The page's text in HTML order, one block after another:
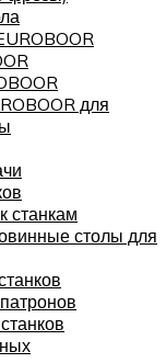
для
станкам
столы для